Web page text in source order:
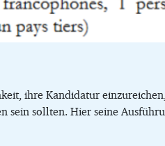
ihre Kandidatur
sein sollten. Hier seine